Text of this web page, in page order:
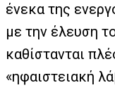
ένεκα της
με την έλευση
καθίστανται
«ηφαιστειακή